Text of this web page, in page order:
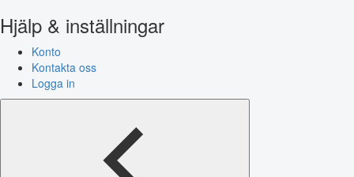
Hjälp & inställningar
Konto
Kontakta oss
Logga in